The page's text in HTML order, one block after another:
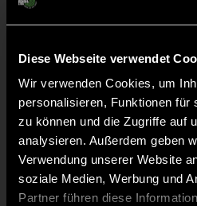
Diese Webseite verwendet
Wir verwenden Cookies, um
personalisieren, Funktionen für
zu können und die Zugriffe auf
analysieren. Außerdem geben
Verwendung unserer Website
soziale Medien, Werbung und
Partner führen diese
Spiel beendet
FelicitasK.